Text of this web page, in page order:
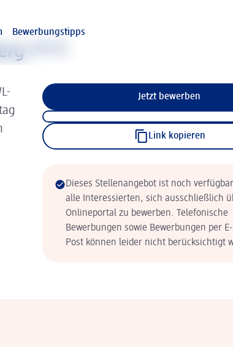
Bewerbungstipps
Jetzt bewerben
Link kopieren
Dieses Stellenangebot ist noch
alle Interessierten, sich ausschließlich
Onlineportal zu bewerben. Telefonische
Bewerbungen sowie Bewerbungen per
Post können leider nicht berücksichtigt